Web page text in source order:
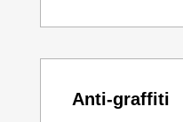
Anti-graffiti